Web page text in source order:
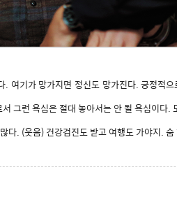
기가 망가지면 정신도 망가진다. 긍정적
그런 욕심은 절대 놓아서는 안 될 욕심이다
. (웃음) 건강검진도 받고 여행도 가야지.